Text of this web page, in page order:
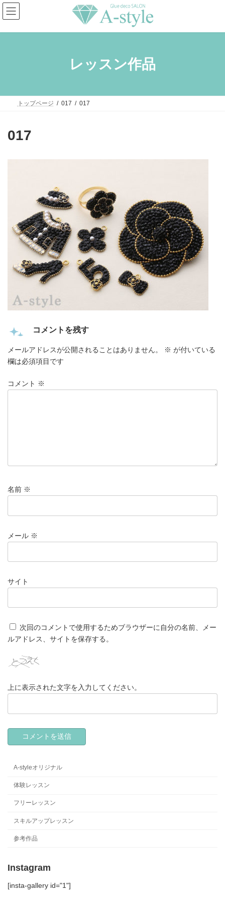
コ
ン
テ
ン
ナ
ビ
ゲ
ー
レッスン作品
トップページ 017 017
017
コメントを残す
メールアドレスが公開されることはありません。 ※ が付いている
欄は必須項目です
コメント ※
名前 ※
メール ※
サイト
次回のコメントで使用するためブラウザーに自分の名前、メー
ルアドレス、サイトを保存する。
上に表示された文字を入力してください。
A-styleオリジナル
体験レッスン
フリーレッスン
スキルアップレッスン
参考作品
Instagram
[insta-gallery id="1"]